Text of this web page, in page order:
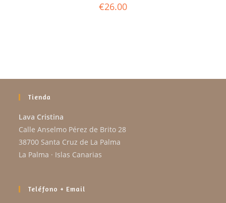
€26.00
Tienda
Lava Cristina
Calle Anselmo Pérez de Brito 28
38700 Santa Cruz de La Palma
La Palma · Islas Canarias
Teléfono + Email